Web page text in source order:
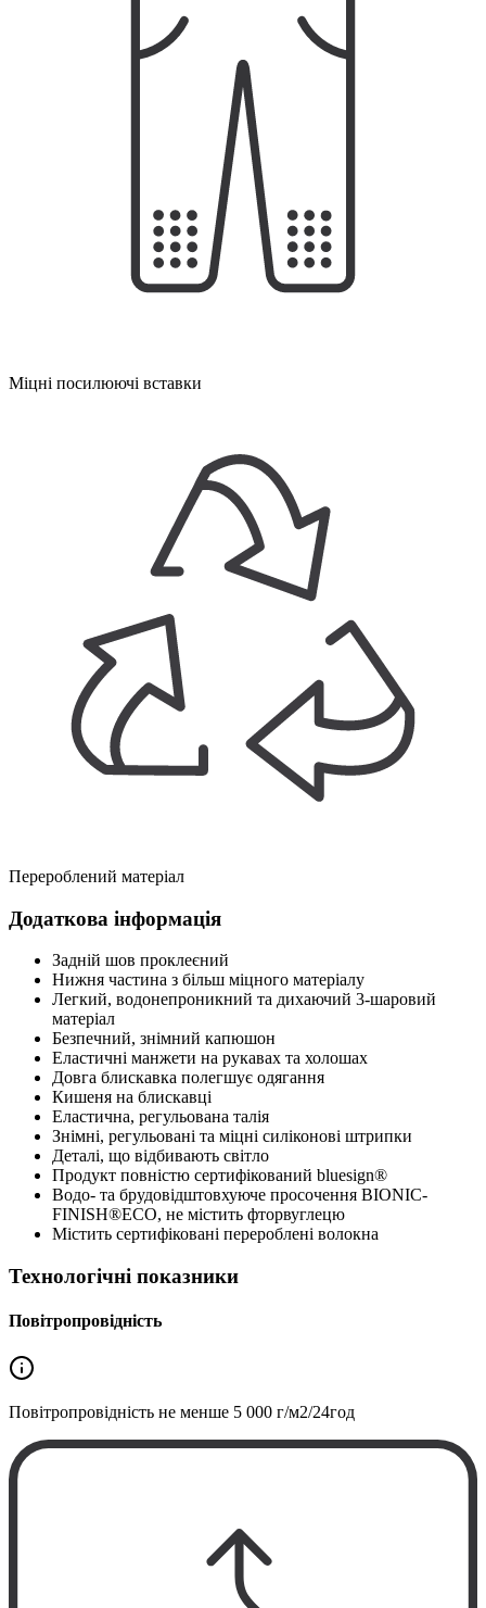
Міцні посилюючі вставки
Перероблений матеріал
Додаткова інформація
Задній шов проклеєний
Нижня частина з більш міцного матеріалу
Легкий, водонепроникний та дихаючий 3-шаровий
матеріал
Безпечний, знімний капюшон
Еластичні манжети на рукавах та холошах
Довга блискавка полегшує одягання
Кишеня на блискавці
Еластична, регульована талія
Знімні, регульовані та міцні силіконові штрипки
Деталі, що відбивають світло
Продукт повністю сертифікований bluesign®
Водо- та брудовідштовхуюче просочення BIONIC-
FINISH®ECO, не містить фторвуглецю
Містить сертифіковані перероблені волокна
Технологічні показники
Повітропровідність
Повітропровідність не менше 5 000 г/м2/24год